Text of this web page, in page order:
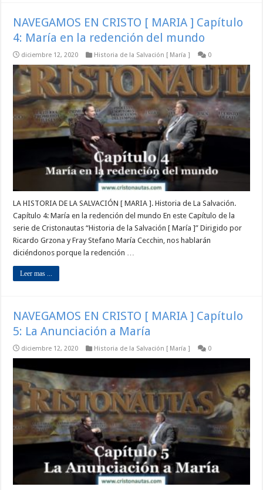
NAVEGAMOS EN CRISTO [ MARIA ] Capítulo
4: María en la redención del mundo
diciembre 12, 2020 Historia de la Salvación [ María ] 0
LA HISTORIA DE LA SALVACIÓN [ MARIA ]. Historia de La Salvación.
Capítulo 4: María en la redención del mundo En este Capítulo de la
serie de Cristonautas “Historia de la Salvación [ María ]” Dirigido por
Ricardo Grzona y Fray Stefano María Cecchin, nos hablarán
diciéndonos porque la redención …
Leer mas ...
NAVEGAMOS EN CRISTO [ MARIA ] Capítulo
5: La Anunciación a María
diciembre 12, 2020 Historia de la Salvación [ María ] 0